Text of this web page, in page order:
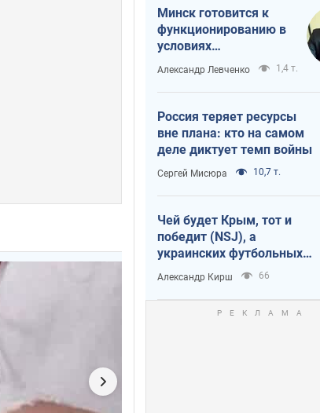
Минск готовится к
функционированию в
условиях
масштабного
военного кризиса
Александр Левченко 1,4 т.
Россия теряет ресурсы
вне плана: кто на самом
деле диктует темп войны
Сергей Мисюра 10,7 т.
Чей будет Крым, тот и
победит (NSJ), а
украинских футбольных
чиновников могут
назвать убийцами
Александр Кирш 66